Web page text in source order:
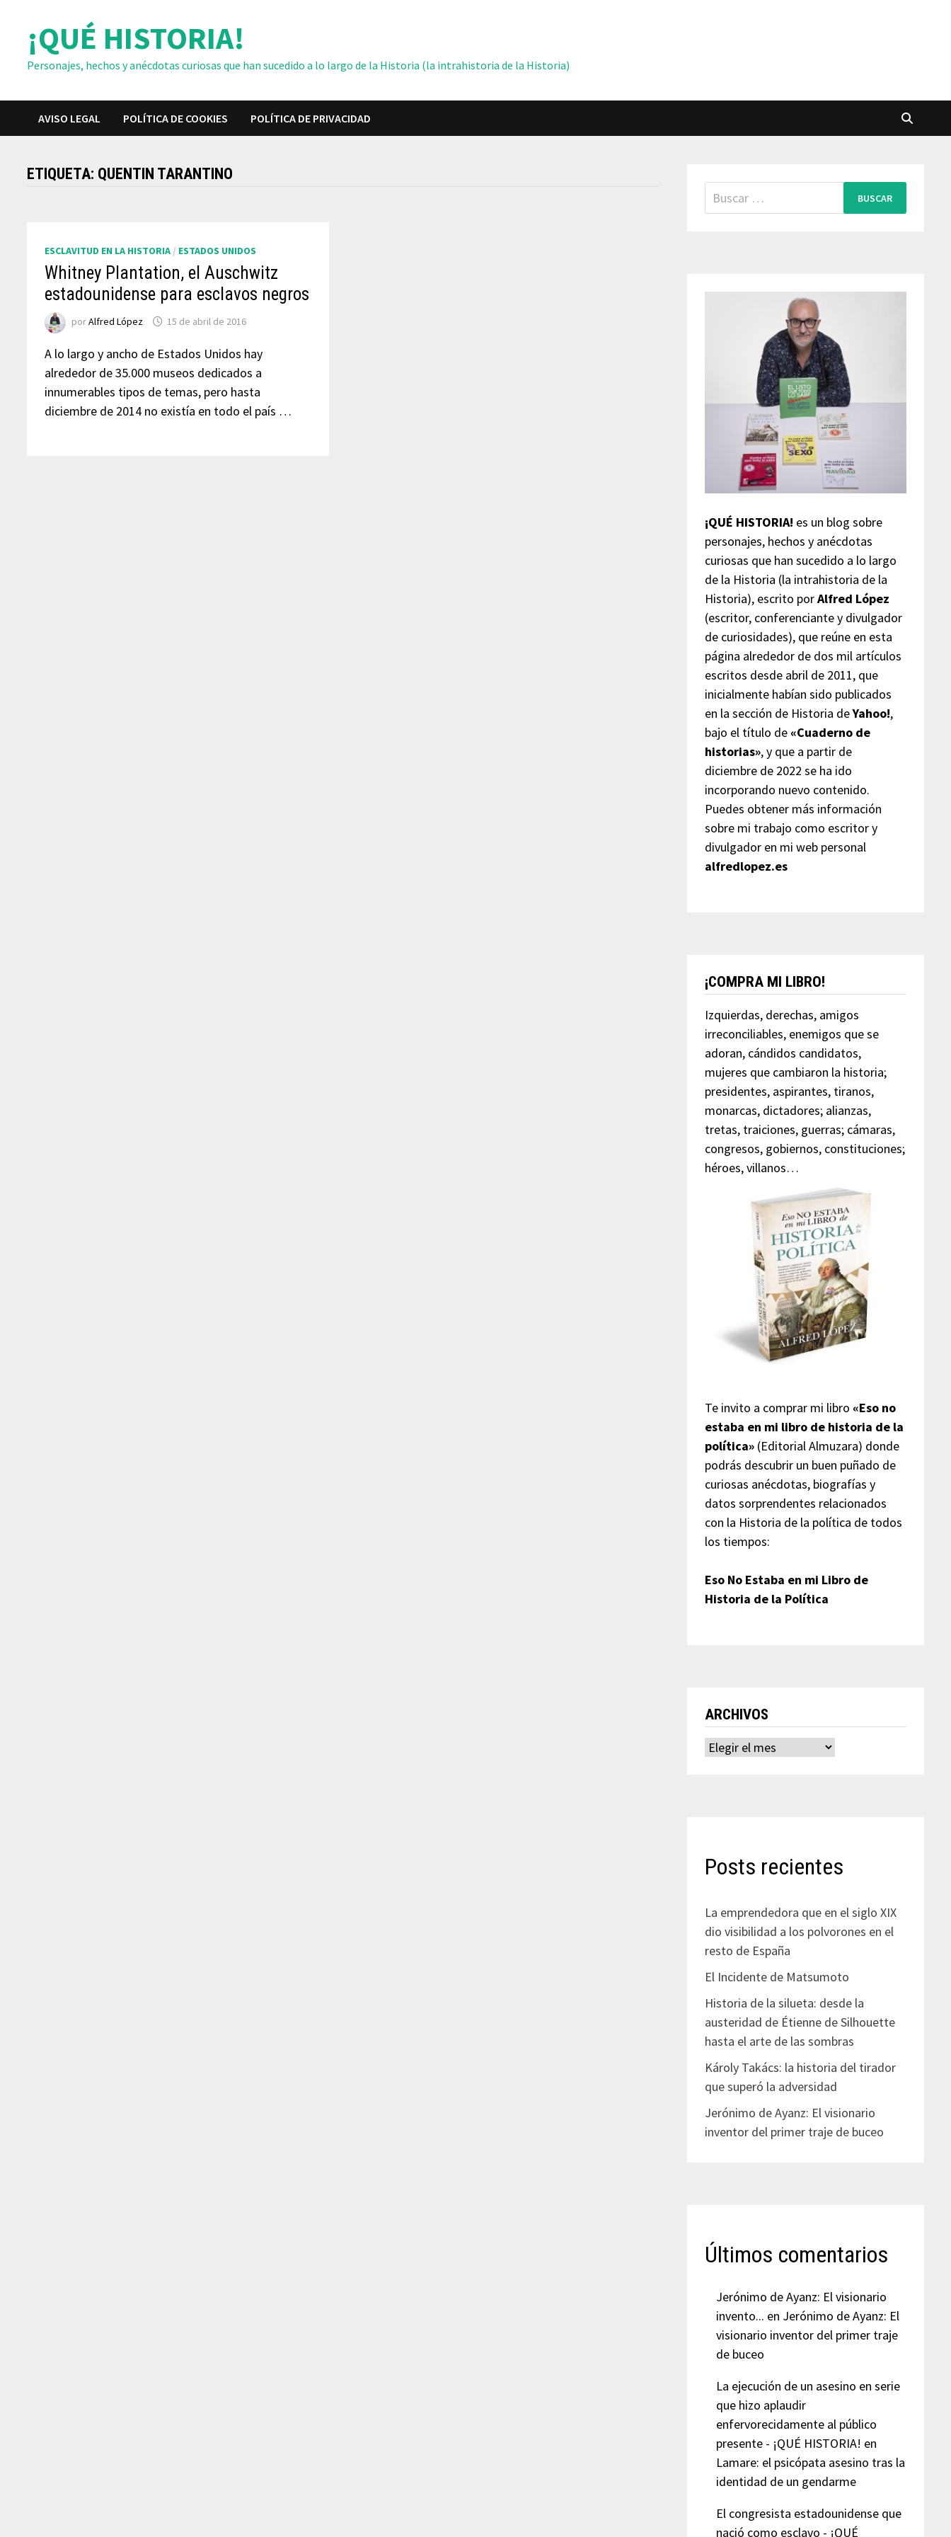
contenido¡QUÉ HISTORIA!
Personajes, hechos y anécdotas curiosas que han sucedido a lo largo de la Historia (la intrahistoria de la Historia)
AVISO LEGAL POLÍTICA DE COOKIES POLÍTICA DE PRIVACIDAD
ETIQUETA: QUENTIN TARANTINO
ESCLAVITUD EN LA HISTORIA / ESTADOS UNIDOS
Whitney Plantation, el Auschwitz
estadounidense para esclavos negros
porAlfred López 15 de abril de 2016
A lo largo y ancho de Estados Unidos hay
alrededor de 35.000 museos dedicados a
innumerables tipos de temas, pero hasta
diciembre de 2014 no existía en todo el país …
Buscar:
¡QUÉ HISTORIA! es un blog sobre
personajes, hechos y anécdotas
curiosas que han sucedido a lo largo
de la Historia (la intrahistoria de la
Historia), escrito porAlfred López
(escritor, conferenciante y divulgador
de curiosidades), que reúne en esta
página alrededor de dos mil artículos
escritos desde abril de 2011, que
inicialmente habían sido publicados
en la sección de Historia deYahoo!,
bajo el título de «Cuaderno de
historias», y que a partir de
diciembre de 2022 se ha ido
incorporando nuevo contenido.
Puedes obtener más información
sobre mi trabajo como escritor y
divulgador en mi web personal
alfredlopez.es
¡COMPRA MI LIBRO!
Izquierdas, derechas, amigos
irreconciliables, enemigos que se
adoran, cándidos candidatos,
mujeres que cambiaron la historia;
presidentes, aspirantes, tiranos,
monarcas, dictadores; alianzas,
tretas, traiciones, guerras; cámaras,
congresos, gobiernos, constituciones;
héroes, villanos…
Te invito a comprar mi libro «Eso no
estaba en mi libro de historia de la
política»(Editorial Almuzara) donde
podrás descubrir un buen puñado de
curiosas anécdotas, biografías y
datos sorprendentes relacionados
con la Historia de la política de todos
los tiempos:
Eso No Estaba en mi Libro de
Historia de la Política
ARCHIVOS
Archivos
Posts recientes
La emprendedora que en el siglo XIX
dio visibilidad a los polvorones en el
resto de España
El Incidente de Matsumoto
Historia de la silueta: desde la
austeridad de Étienne de Silhouette
hasta el arte de las sombras
Károly Takács: la historia del tirador
que superó la adversidad
Jerónimo de Ayanz: El visionario
inventor del primer traje de buceo
Últimos comentarios
Jerónimo de Ayanz: El visionario
invento... en Jerónimo de Ayanz: El
visionario inventor del primer traje
de buceo
La ejecución de un asesino en serie
que hizo aplaudir
enfervorecidamente al público
presente - ¡QUÉ HISTORIA! en
Lamare: el psicópata asesino tras la
identidad de un gendarme
El congresista estadounidense que
nació como esclavo - ¡QUÉ